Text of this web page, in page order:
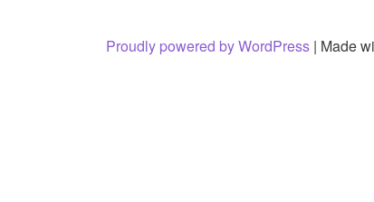
Proudly powered by WordPress | Made